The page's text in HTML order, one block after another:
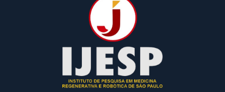
Artrose no Joelho Tratamento
Celulas Tronco Joelho
Celula Tronco Esporte
Cirurgia Artroplastia de Joelho
Cirurgia Artroplastia Joelho
Cirurgia Artrose Joelho Preço
Cirurgia de Artroscopia no Joelho
Cirurgia de Cartilagem do Joelho